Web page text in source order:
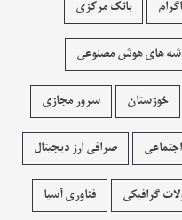
بانک مرکزی
های هوش مصنوعی
خوزستان سرور مجازی
صرافی ارز دیجیتال
گرافيکی فناوری آسیا